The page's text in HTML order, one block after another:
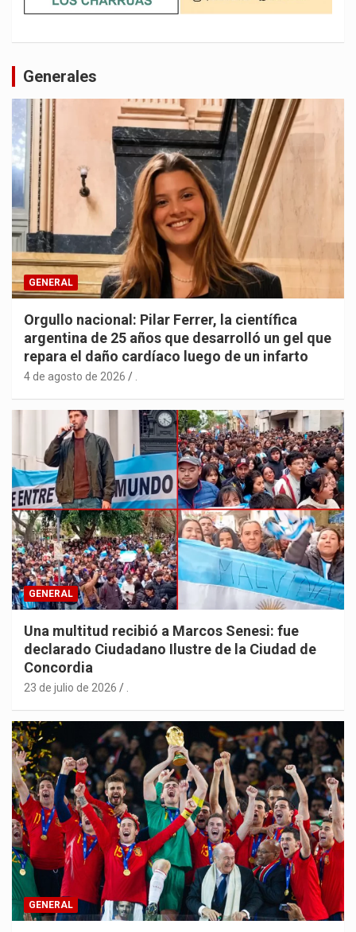
Generales
GENERAL
Orgullo nacional: Pilar Ferrer, la científica
argentina de 25 años que desarrolló un gel que
repara el daño cardíaco luego de un infarto
4 de agosto de 2026
GENERAL
Una multitud recibió a Marcos Senesi: fue
declarado Ciudadano Ilustre de la Ciudad de
Concordia
23 de julio de 2026
GENERAL